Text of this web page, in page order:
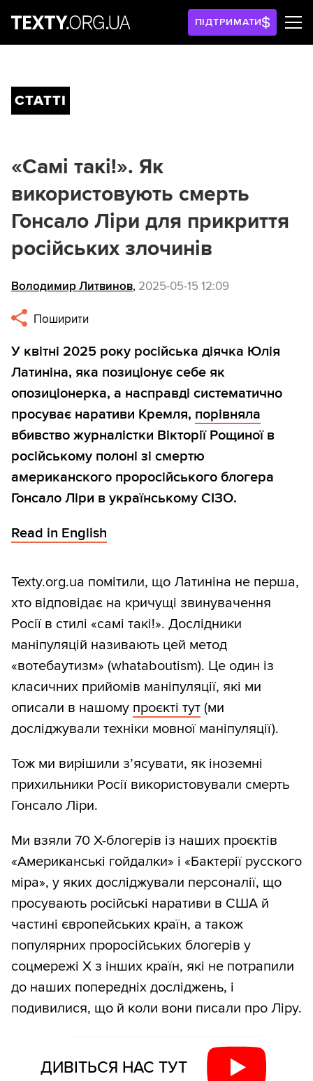
ПІДТРИМАТИ
СТАТТІ
«Самі такі!». Як
використовують смерть
Гонсало Ліри для прикриття
російських злочинів
Володимир Литвинов, 2025-05-15 12:09
Поширити
У квітні 2025 року російська діячка Юлія
Латиніна, яка позиціонує себе як
опозиціонерка, а насправді систематично
просуває наративи Кремля, порівняла
вбивство журналістки Вікторії Рощиної в
російському полоні зі смертю
американского проросійського блогера
Гонсало Ліри в українському СІЗО.
Read in English
Texty.org.ua помітили, що Латиніна не перша,
хто відповідає на кричущі звинувачення
Росії в стилі «самі такі!». Дослідники
маніпуляцій називають цей метод
«вотебаутизм» (whataboutism). Це один із
класичних прийомів маніпуляції, які ми
описали в нашому проєкті тут (ми
досліджували техніки мовної маніпуляції).
Тож ми вирішили з’ясувати, як іноземні
прихильники Росії використовували смерть
Гонсало Ліри.
Ми взяли 70 Х-блогерів із наших проєктів
«Американські гойдалки» і «Бактерії русского
міра», у яких досліджували персоналії, що
просувають російські наративи в США й
частині європейських країн, а також
популярних проросійських блогерів у
соцмережі Х з інших країн, які не потрапили
до наших попередніх досліджень, і
подивилися, що й коли вони писали про Ліру.
ДИВІТЬСЯ НАС ТУТ